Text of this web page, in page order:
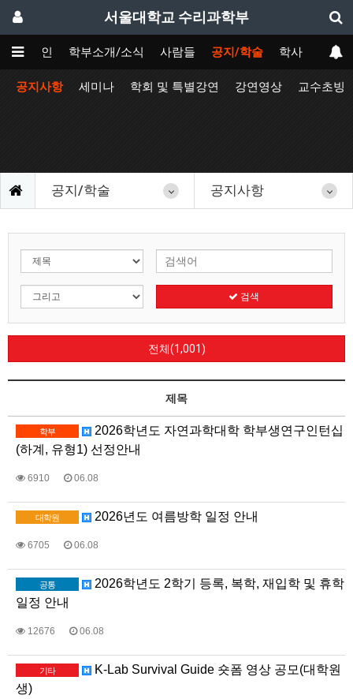
서울대학교 수리과학부
메인 학부소개/소식 사람들 공지/학술 학사
공지사항 세미나 학회 및 특별강연 강연영상 교수초빙
공지/학술 공지사항
검색
전체(1,001)
제목
학부
2026학년도 자연과학대학 학부생연구인턴십
(하계, 유형1) 선정안내
6910 06.08
대학원 2026년도 여름방학 일정 안내
6705 06.08
공통
2026학년도 2학기 등록, 복학, 재입학 및 휴학
일정 안내
12676 06.08
기타
K-Lab Survival Guide 숏폼 영상 공모(대학원
생)